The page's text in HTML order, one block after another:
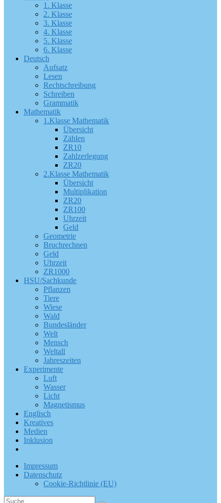
1. Klasse
2. Klasse
3. Klasse
4. Klasse
5. Klasse
6. Klasse
Deutsch
Aufsatz
Lesen
Rechtschreibung
Schreiben
Grammatik
Mathematik
1.Klasse Mathematik
Übersicht
Zählen
ZR10
Zahlzerlegung
ZR20
2.Klasse Mathematik
Übersicht
Multiplikation
ZR20
ZR100
Uhrzeit
Geld
Geometrie
Bruchrechnen
Geld
Uhrzeit
ZR1000
HSU/Sachkunde
Pflanzen
Tiere
Wiese
Wald
Bundesländer
Welt
Mensch
Weltall
Jahreszeiten
Experimente
Luft
Wasser
Licht
Magnetismus
Englisch
Kreatives
Medien
Inklusion
Impressum
Datenschutz
Cookie-Richtlinie (EU)